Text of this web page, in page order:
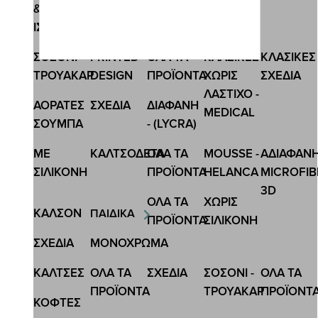
8,80 € 6,60 €
&
ΙΣΟΘΕΡΜΙΚΕΣ
ΚΛΑΣΙΚΕΣ
ΣΧΕΔΙΑ
ΚΛΑΣΙΚΕΣ
ΧΩΡΙΣ
ΛΑΣΤΙΧΟ -
MEDICAL
ΟΛΑ ΤΑ
ΠΡΟΪΟΝΤΑ
PRINTED
DESIGN
ΣΟΣΟΝΙ-
ΤΡΟΥΑΚΑΡ
ΔΙΑΦΑΝΗ
- (LYCRA)
ΣΧΕΔΙA
ΑΟΡΑΤΕΣ
ΣΟΥΜΠΑ
3D
MOUSSE -
HELANCA
ΟΛΑ ΤΑ
ΠΡΟΪΟΝΤΑ
ΚΑΛΤΣΟΔΕΤΑ
ΜΕ
ΣΙΛΙΚΟΝΗ
ΧΩΡΙΣ
ΣΙΛΙΚΟΝΗ
ΟΛΑ ΤΑ
ΠΡΟΪΟΝΤΑ
ΠΑΙΔΙΚΑ
ΚΑΛΣΟΝ
ΜΟΝΟΧΡΩΜΑ
ΣΧΕΔΙΑ
ΟΛΑ ΤΑ
ΣΟΣΟΝΙ -
ΤΡΟΥΑΚΑΡ
ΣΧΕΔΙΑ
ΟΛΑ ΤΑ
ΠΡΟΪΟΝΤΑ
ΚΑΛΤΣΕΣ
ΚΟΦΤΕΣ